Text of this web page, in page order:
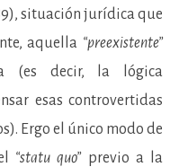
situación jurídica que
aquella “preexistente”
(es decir, la lógica
esas controvertidas
Ergo el único modo de
“statu quo”previo a la